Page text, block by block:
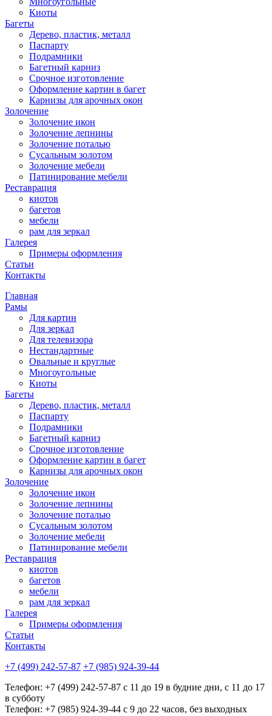
Киоты
Багеты
Дерево, пластик, металл
Паспарту
Подрамники
Багетный карниз
Срочное изготовление
Оформление картин в багет
Карнизы для арочных окон
Золочение
Золочение икон
Золочение лепнины
Золочение поталью
Сусальным золотом
Золочение мебели
Патинирование мебели
Реставрация
киотов
багетов
мебели
рам для зеркал
Галерея
Примеры оформления
Статьи
Контакты
Главная
Рамы
Для картин
Для зеркал
Для телевизора
Нестандартные
Овальные и круглые
Многоугольные
Киоты
Багеты
Дерево, пластик, металл
Паспарту
Подрамники
Багетный карниз
Срочное изготовление
Оформление картин в багет
Карнизы для арочных окон
Золочение
Золочение икон
Золочение лепнины
Золочение поталью
Сусальным золотом
Золочение мебели
Патинирование мебели
Реставрация
киотов
багетов
мебели
рам для зеркал
Галерея
Примеры оформления
Статьи
Контакты
+7 (499) 242-57-87 +7 (985) 924-39-44
Телефон: +7 (499) 242-57-87 с 11 до 19 в будние дни, с 11 до 17
в субботу
Телефон: +7 (985) 924-39-44 с 9 до 22 часов, без выходных